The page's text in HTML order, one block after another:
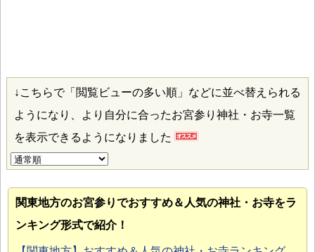
↓こちらで「閲覧ビューの多い順」などに並べ替えられる
ようになり、より自分に合ったお宮参り神社・お寺一覧
を表示できるようになりました
関東地方のお宮参りでおすすめ＆人気の神社・お寺をラ
ンキング形式で紹介！